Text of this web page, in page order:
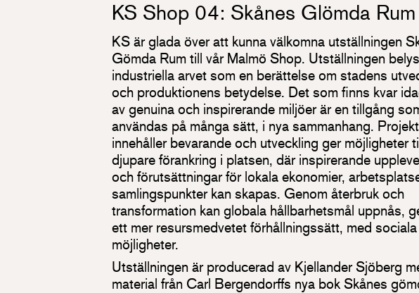
KS Shop 04: Skånes Glömda Rum
KS är glada över att kunna välkomna utställningen
Gömda Rum till vår Malmö Shop. Utställningen
industriella arvet som en berättelse om stadens
och produktionens betydelse. Det som finns kvar
av genuina och inspirerande miljöer är en tillgång
användas på många sätt, i nya sammanhang.
innehåller bevarande och utveckling ger möjligheter
djupare förankring i platsen, där inspirerande
och förutsättningar för lokala ekonomier,
samlingspunkter kan skapas. Genom återbruk och
transformation kan globala hållbarhetsmål uppnås,
ett mer resursmedvetet förhållningssätt, med sociala
möjligheter.
Utställningen är producerad av Kjellander Sjöberg
material från Carl Bergendorffs nya bok Skånes